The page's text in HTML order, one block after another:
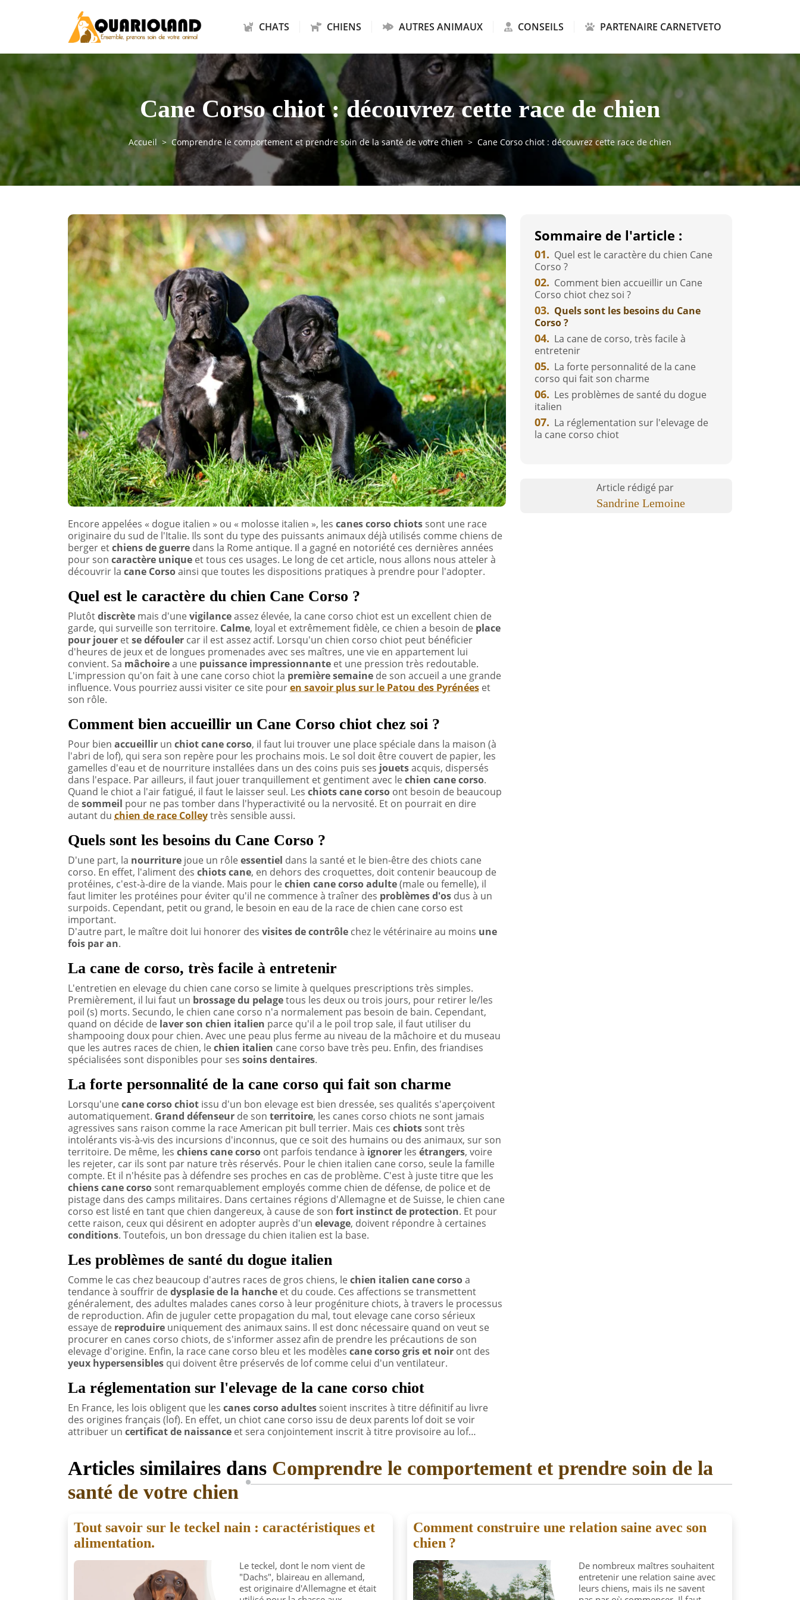
CHATS CHIENS AUTRES ANIMAUX CONSEILS PARTENAIRE CARNETVETO
Cane Corso chiot : découvrez cette race de chien
Accueil Comprendre le comportement et prendre soin de la santé de votre chien Cane Corso chiot : découvrez cette race de chien
Encore appelées « dogue italien » ou « molosse italien », les canes corsochiots sont une race
originaire du sud de l'Italie. Ils sont du type des puissants animaux déjà utilisés comme chiens de
berger etchiens de guerre dans la Rome antique. Il a gagné en notoriété ces dernières années
pour son caractère unique et tous ces usages. Le long de cet article, nous allons nous atteler à
découvrir la cane Corsoainsi que toutes les dispositions pratiques à prendre pour l'adopter.
Quel est le caractère du chien Cane Corso ?
Plutôtdiscrète mais d'unevigilanceassez élevée, la cane corso chiot est un excellent chien de
garde, qui surveille son territoire. Calme, loyal et extrêmement fidèle, ce chien a besoin de place
pour jouer etse défouler car il est assez actif. Lorsqu'un chien corso chiot peut bénéficier
d'heures de jeux et de longues promenades avec ses maîtres, une vie en appartement lui
convient. Sa mâchoirea une puissance impressionnante et une pression très redoutable.
L'impression qu'on fait à une cane corso chiot la première semaine de son accueil a une grande
influence. Vous pourriez aussi visiter ce site pouren savoir plus sur le Patou des Pyrénées et
son rôle.
Comment bien accueillir un Cane Corso chiot chez soi ?
Pour bien accueillir un chiot cane corso, il faut lui trouver une place spéciale dans la maison (à
l'abri de lof), qui sera son repère pour les prochains mois. Le sol doit être couvert de papier, les
gamelles d'eau et de nourriture installées dans un des coins puis ses jouetsacquis, dispersés
dans l'espace. Par ailleurs, il faut jouer tranquillement et gentiment avec lechien cane corso.
Quand le chiot a l'air fatigué, il faut le laisser seul. Les chiots cane corso ont besoin de beaucoup
desommeil pour ne pas tomber dans l'hyperactivité ou la nervosité. Et on pourrait en dire
autant du chien de race Colleytrès sensible aussi.
Quels sont les besoins du Cane Corso ?
D'une part, la nourriture joue un rôleessentiel dans la santé et le bien-être des chiots cane
corso. En effet, l'aliment des chiots cane, en dehors des croquettes, doit contenir beaucoup de
protéines, c'est-à-dire de la viande. Mais pour lechien cane corso adulte(male ou femelle), il
faut limiter les protéines pour éviter qu'il ne commence à traîner des problèmes d'os dus à un
surpoids. Cependant, petit ou grand, le besoin en eau de la race de chien cane corso est
important.
D'autre part, le maître doit lui honorer des visites de contrôle chez le vétérinaire au moins une
fois par an.
La cane de corso, très facile à entretenir
L'entretien en elevage du chien cane corso se limite à quelques prescriptions très simples.
Premièrement, il lui faut un brossage du pelagetous les deux ou trois jours, pour retirer le/les
poil (s) morts. Secundo, le chien cane corso n'a normalement pas besoin de bain. Cependant,
quand on décide de laver son chien italien parce qu'il a le poil trop sale, il faut utiliser du
shampooing doux pour chien. Avec une peau plus ferme au niveau de la mâchoire et du museau
que les autres races de chien, lechien italien cane corso bave très peu. Enfin, des friandises
spécialisées sont disponibles pour ses soins dentaires.
La forte personnalité de la cane corso qui fait son charme
Lorsqu'unecane corso chiot issu d'un bon elevage est bien dressée, ses qualités s'aperçoivent
automatiquement. Grand défenseur de son territoire, les canes corso chiots ne sont jamais
agressives sans raison comme la race American pit bull terrier. Mais ces chiots sont très
intolérants vis-à-vis des incursions d'inconnus, que ce soit des humains ou des animaux, sur son
territoire. De même, les chiens cane corso ont parfois tendance à ignorer les étrangers, voire
les rejeter, car ils sont par nature très réservés. Pour le chien italien cane corso, seule la famille
compte. Et il n'hésite pas à défendre ses proches en cas de problème. C'est à juste titre que les
chiens cane corso sont remarquablement employés comme chien de défense, de police et de
pistage dans des camps militaires. Dans certaines régions d'Allemagne et de Suisse, le chien cane
corso est listé en tant que chien dangereux, à cause de son fort instinct de protection. Et pour
cette raison, ceux qui désirent en adopter auprès d'un elevage, doivent répondre à certaines
conditions. Toutefois, un bon dressage du chien italien est la base.
Les problèmes de santé du dogue italien
Comme le cas chez beaucoup d'autres races de gros chiens, lechien italien cane corsoa
tendance à souffrir dedysplasie de la hanche et du coude. Ces affections se transmettent
généralement, des adultes malades canes corso à leur progéniture chiots, à travers le processus
de reproduction. Afin de juguler cette propagation du mal, tout elevage cane corso sérieux
essaye de reproduire uniquement des animaux sains. Il est donc nécessaire quand on veut se
procurer en canes corso chiots, de s'informer assez afin de prendre les précautions de son
elevage d'origine. Enfin, la race cane corso bleu et les modèles cane corso gris et noir ont des
yeux hypersensibles qui doivent être préservés de lof comme celui d'un ventilateur.
La réglementation sur l'elevage de la cane corso chiot
En France, les lois obligent que les canes corso adultes soient inscrites à titre définitif au livre
des origines français (lof). En effet, un chiot cane corso issu de deux parents lof doit se voir
attribuer un certificat de naissance et sera conjointement inscrit à titre provisoire au lof…
Sommaire de l'article :
01. Quel est le caractère du chien Cane
Corso ?
02. Comment bien accueillir un Cane
Corso chiot chez soi ?
03. Quels sont les besoins du Cane
Corso ?
04. La cane de corso, très facile à
entretenir
05. La forte personnalité de la cane
corso qui fait son charme
06. Les problèmes de santé du dogue
italien
07. La réglementation sur l'elevage de
la cane corso chiot
Article rédigé par
Sandrine Lemoine
Articles similaires dans Comprendre le comportement et prendre soin de la
santé de votre chien
Tout savoir sur le teckel nain : caractéristiques et
alimentation.
Le teckel, dont le nom vient de
"Dachs", blaireau en allemand,
est originaire d'Allemagne et était
Comment construire une relation saine avec son
chien ?
De nombreux maîtres souhaitent
entretenir une relation saine avec
leurs chiens, mais ils ne savent